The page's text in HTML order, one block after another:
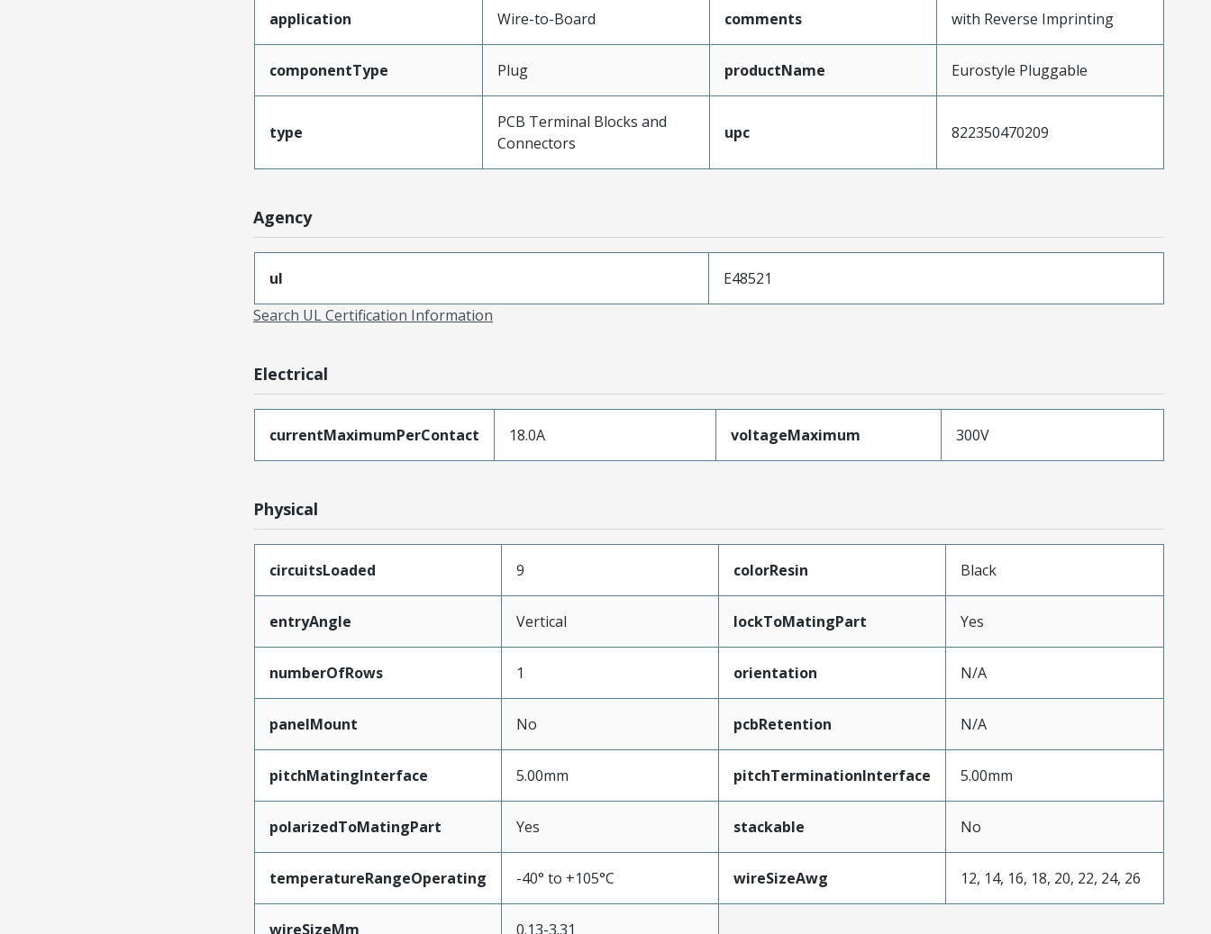
application Wire-to-Board comments with Reverse Imprinting
componentType Plug productName Eurostyle Pluggable
type
PCB Terminal Blocks and
Connectors
upc 822350470209
Agency
ul
E48521
Search UL Certification Information
Electrical
currentMaximumPerContact 18.0A voltageMaximum 300V
Physical
circuitsLoaded 9 colorResin Black
entryAngle Vertical lockToMatingPart Yes
numberOfRows 1 orientation N/A
panelMount No pcbRetention N/A
pitchMatingInterface 5.00mm pitchTerminationInterface 5.00mm
polarizedToMatingPart Yes stackable No
temperatureRangeOperating -40° to +105°C wireSizeAwg 12, 14, 16, 18, 20, 22, 24, 26
wireSizeMm 0.13-3.31